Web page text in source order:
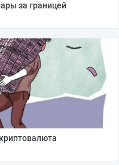
за границей